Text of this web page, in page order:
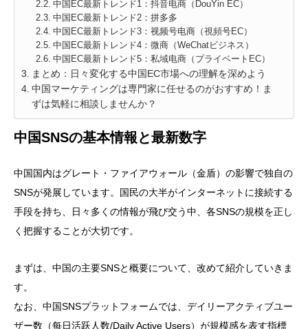
中国EC最新トレンド1：抖音电商（DouYin EC）
中国EC最新トレンド2：拼多多
中国EC最新トレンド3：视频号电商（視頻号EC）
中国EC最新トレンド4：微商（WeChatビジネス）
中国EC最新トレンド5：私域电商（プライベートEC）
まとめ：日々変化する中国EC市場への理解を深めよう
中国マーケティングは専門家に任せるのがおすすめ！ま
ずは気軽に相談しませんか？
中国SNSの基本情報と最新数字
中国国内はグレート・ファイアウォール（金盾）の影響で独自の
SNSが発展しています。国民の大半がインターネットに接続する
手段を持ち、日々多くの情報が飛び交う中、各SNSの規模を正し
く把握することが大切です。
まずは、中国の主要SNSと概要について、改めて紹介していきま
す。
なお、中国SNSプラットフォームでは、デイリーアクティブユー
ザー数（每日活跃人数/Daily Active Users）が規模感を表す指標